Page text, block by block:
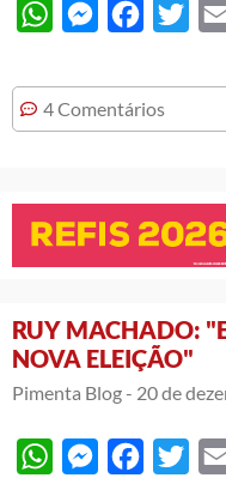
WhatsAppMessengerFacebook
4 Comentários
RUY MACHADO:
NOVA ELEIÇÃO"
Pimenta Blog - 20 de
WhatsAppMessengerFacebook